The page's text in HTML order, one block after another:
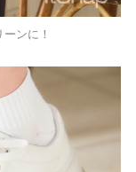
ンに！